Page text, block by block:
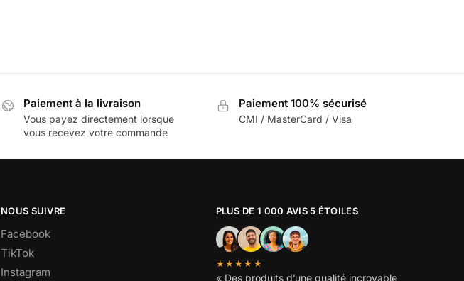
Paiement à la livraison
Vous payez directement lorsque
vous recevez votre commande
Paiement 100% sécurisé
CMI / MasterCard / Visa
NOUS SUIVRE
Facebook
TikTok
Instagram
PLUS DE 1 000 AVIS 5 ÉTOILES
★★★★★
« Des produits d’une qualité incroyable